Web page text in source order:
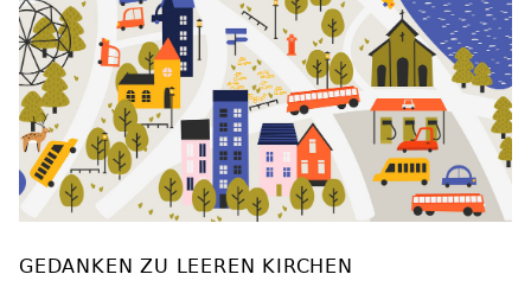
GEDANKEN ZU LEEREN KIRCHEN